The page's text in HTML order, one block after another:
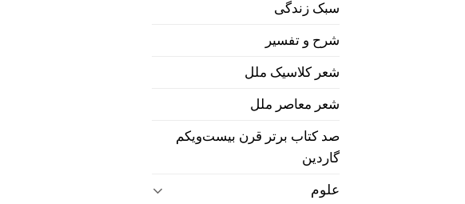
سبک زندگی
شرح و تفسیر
شعر کلاسیک ملل
شعر معاصر ملل
صد کتاب برتر قرن بیست‌و‌یکم
گاردین
علوم